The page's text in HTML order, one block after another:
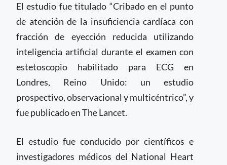
El estudio fue titulado “Cribado en el punto
de atención de la insuficiencia cardíaca con
fracción de eyección reducida utilizando
inteligencia artificial durante el examen con
estetoscopio habilitado para ECG en
Londres, Reino Unido: un estudio
prospectivo, observacional y multicéntrico”, y
fue publicado en The Lancet.
El estudio fue conducido por científicos e
investigadores médicos del National Heart